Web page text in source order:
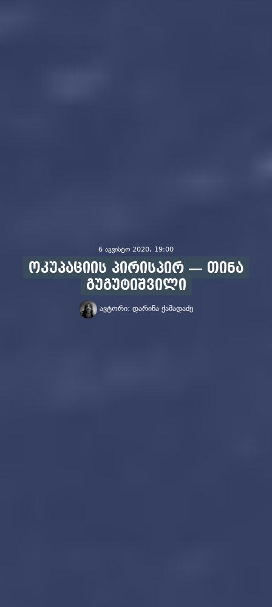
6 აგვისტო 2020, 19:00
ოკუპაციის პირისპირ — თინა
გუგუტიშვილი
ავტორი: დარინა ქამადაძე